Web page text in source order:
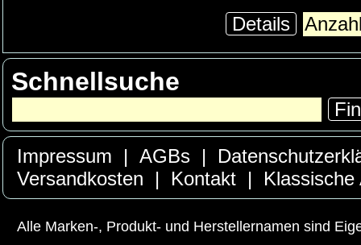
Details
Schnellsuche
Impressum | AGBs |
Versandkosten
| Kontakt |
Alle Marken-, Produkt- und Herstellernamen sind